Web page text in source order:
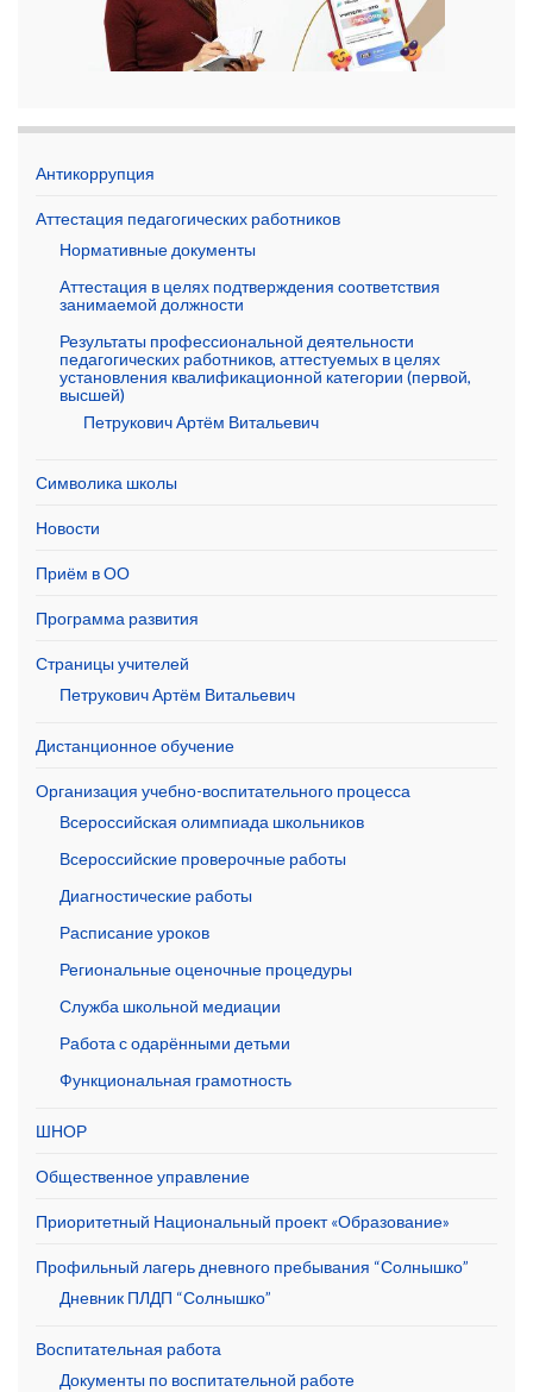
Антикоррупция
Аттестация педагогических работников
Нормативные документы
Аттестация в целях подтверждения соответствия
занимаемой должности
Результаты профессиональной деятельности
педагогических работников, аттестуемых в целях
установления квалификационной категории (первой,
высшей)
Петрукович Артём Витальевич
Символика школы
Новости
Приём в ОО
Программа развития
Страницы учителей
Петрукович Артём Витальевич
Дистанционное обучение
Организация учебно-воспитательного процесса
Всероссийская олимпиада школьников
Всероссийские проверочные работы
Диагностические работы
Расписание уроков
Региональные оценочные процедуры
Служба школьной медиации
Работа с одарёнными детьми
Функциональная грамотность
ШНОР
Общественное управление
Приоритетный Национальный проект «Образование»
Профильный лагерь дневного пребывания “Солнышко”
Дневник ПЛДП “Солнышко”
Воспитательная работа
Документы по воспитательной работе